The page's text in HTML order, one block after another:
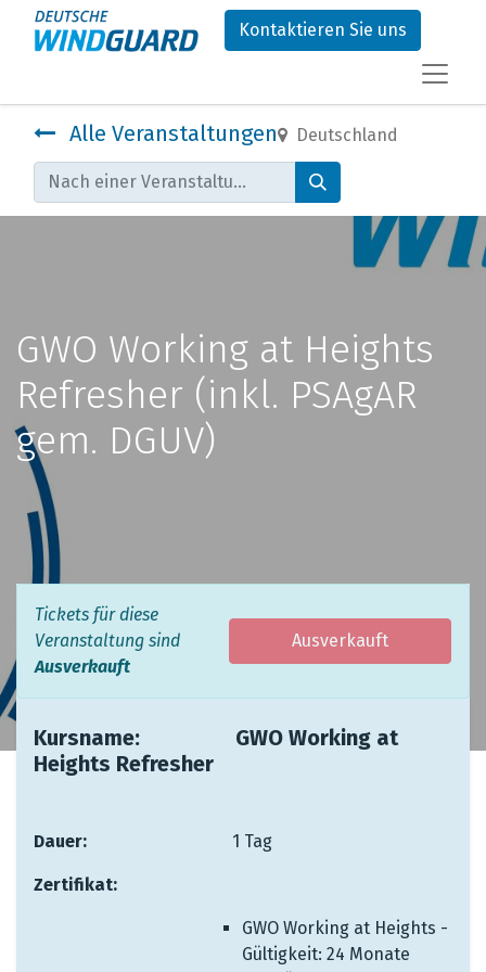
Kontaktieren Sie uns
Alle Veranstaltungen Deutschland
GWO Working at Heights
Refresher (inkl. PSAgAR
gem. DGUV)
Tickets für diese
Veranstaltung sind
Ausverkauft
Ausverkauft
Kursname: ​ ​
​​GWO Working at
Heights Refresher
Dauer: ​1 Tag
Zertifikat:
GWO Working at Heights -
Gültigkeit: 24 Monate